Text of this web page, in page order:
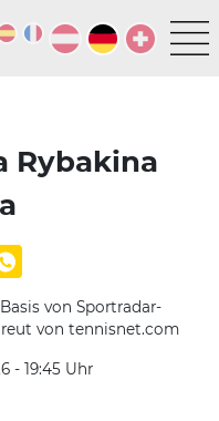
Rybakina
von Sportradar-
von tennisnet.com
- 19:45 Uhr